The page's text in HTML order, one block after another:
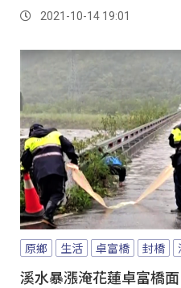
2021-10-14 19:01
原鄉 生活 卓富橋 封橋
溪水暴漲淹花蓮卓富橋